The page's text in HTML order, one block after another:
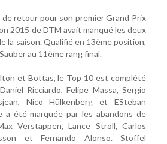
retour pour son premier Grand Prix
2015 de DTM avait manqué les deux
la saison. Qualifié en 13ème position,
au 11ème rang final.
et Bottas, le Top 10 est complété
Ricciardo, Felipe Massa, Sergio
Nico Hülkenberg et ESteban
a été marquée par les abandons de
Verstappen, Lance Stroll, Carlos
et Fernando Alonso. Stoffel